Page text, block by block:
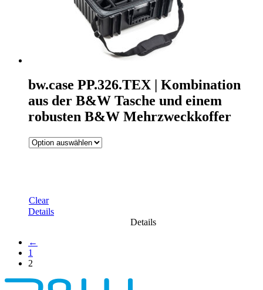
bw.case PP.326.TEX | Kombination
aus der B&W Tasche und einem
robusten B&W Mehrzweckkoffer
Clear
Details
Details
←
1
2